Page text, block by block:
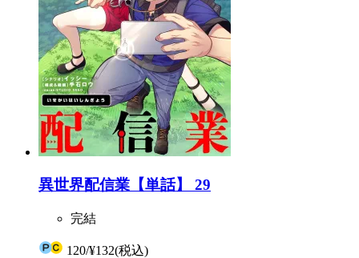
異世界配信業【単話】 29
完結
120/¥132(税込)